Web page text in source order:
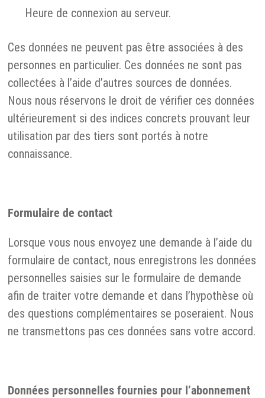
Heure de connexion au serveur.
Ces données ne peuvent pas être associées à des
personnes en particulier. Ces données ne sont pas
collectées à l’aide d’autres sources de données.
Nous nous réservons le droit de vérifier ces données
ultérieurement si des indices concrets prouvant leur
utilisation par des tiers sont portés à notre
connaissance.
Formulaire de contact
Lorsque vous nous envoyez une demande à l’aide du
formulaire de contact, nous enregistrons les données
personnelles saisies sur le formulaire de demande
afin de traiter votre demande et dans l’hypothèse où
des questions complémentaires se poseraient. Nous
ne transmettons pas ces données sans votre accord.
Données personnelles fournies pour l’abonnement